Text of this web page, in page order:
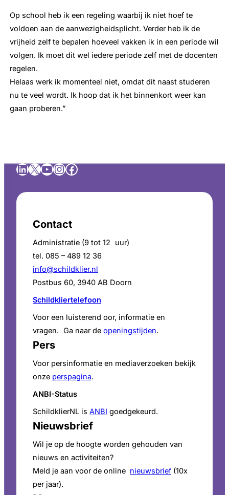
Op school heb ik een regeling waarbij ik niet hoef te
voldoen aan de aanwezigheidsplicht. Verder heb ik de
vrijheid zelf te bepalen hoeveel vakken ik in een periode wil
volgen. Ik moet dit wel iedere periode zelf met de docenten
regelen.
Helaas werk ik momenteel niet, omdat dit naast studeren
nu te veel wordt. Ik hoop dat ik het binnenkort weer kan
gaan proberen.”
LinkedIn
X YouTube
Instagram
Facebook
Contact
Administratie (9 tot 12 uur)
tel. 085 – 489 12 36
info@schildklier.nl
Postbus 60, 3940 AB Doorn
Schildkliertelefoon
Voor een luisterend oor, informatie en
vragen. Ga naar de openingstijden.
Pers
Voor persinformatie en mediaverzoeken bekijk
onze perspagina.
ANBI-Status
SchildklierNL is ANBI goedgekeurd.
Nieuwsbrief
Wil je op de hoogte worden gehouden van
nieuws en activiteiten?
Meld je aan voor de online nieuwsbrief (10x
per jaar).